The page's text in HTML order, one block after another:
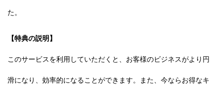
た。
【特典の説明】
このサービスを利用していただくと、お客様のビジネスがより円
滑になり、効率的になることができます。また、今ならお得なキ